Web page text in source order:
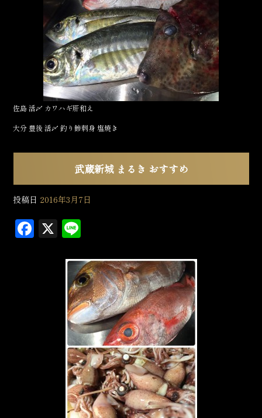
b
o
o
k
佐島 活〆 カワハギ肝和え
大分 豊後 活〆 釣り鰺刺身 塩焼き
武蔵新城 まるき おすすめ
投稿日 2016年3月7日
F
a
X
e